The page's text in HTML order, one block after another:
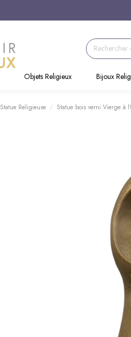
Objets Religieux
Bijoux
Statue Religieuse Statue bois verni Vierge à